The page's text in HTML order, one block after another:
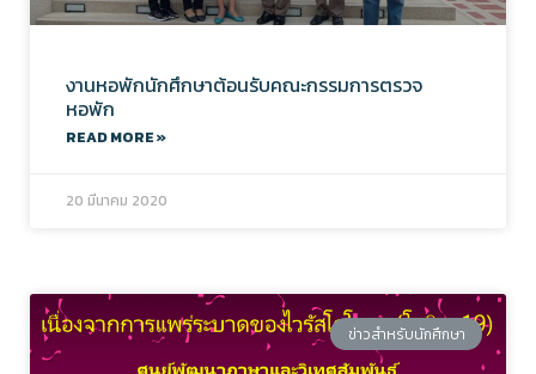
งานหอพักนักศึกษาต้อนรับคณะกรรมการตรวจ
หอพัก
READ MORE »
20 มีนาคม 2020
ข่าวสำหรับนักศึกษา